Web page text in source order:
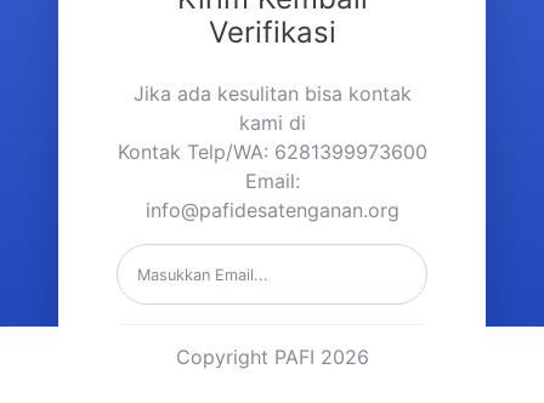
Verifikasi
Jika ada kesulitan bisa kontak
kami di
Kontak Telp/WA: 6281399973600
Email:
info@pafidesatenganan.org
Kirim Link Verifikasi
Copyright PAFI 2026